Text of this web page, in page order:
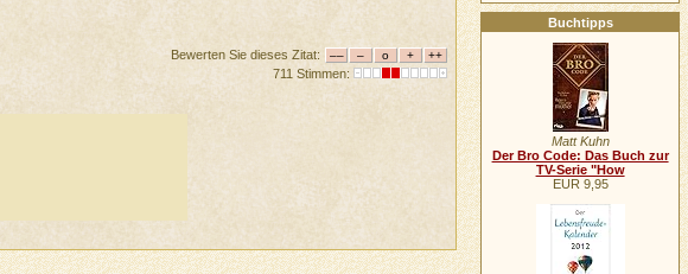
Bewerten Sie dieses Zitat:
711 Stimmen:
Buchtipps
Matt Kuhn
Der Bro Code: Das Buch zur
TV-Serie "How
EUR 9,95